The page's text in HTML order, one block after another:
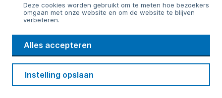
Deze cookies worden gebruikt om te meten hoe bezoekers
omgaan met onze website en om de website te blijven
verbeteren.
Alles accepteren
Instelling opslaan
Bericht sturen
WMD
Drinkwater
Cookie voorkeuren
Privacy Disclaimer